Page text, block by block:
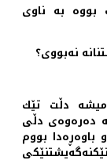
بووه‌ به‌ ناوی
نه‌بووی؟
دڵت تێك
ده‌ره‌وه‌ی دڵی
بووم